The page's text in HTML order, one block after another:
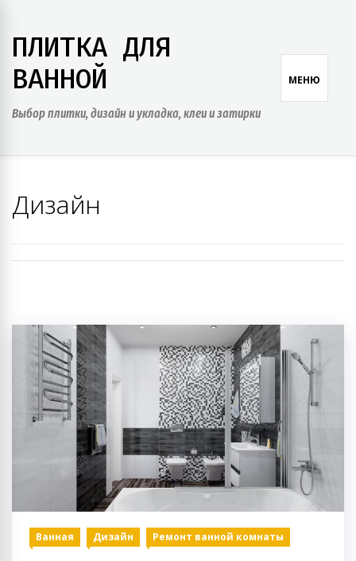
content
ПЛИТКА ДЛЯ
ВАННОЙ
Выбор плитки, дизайн и укладка, клеи и затирки
МЕНЮ
Дизайн
Ванная Дизайн Ремонт ванной комнаты